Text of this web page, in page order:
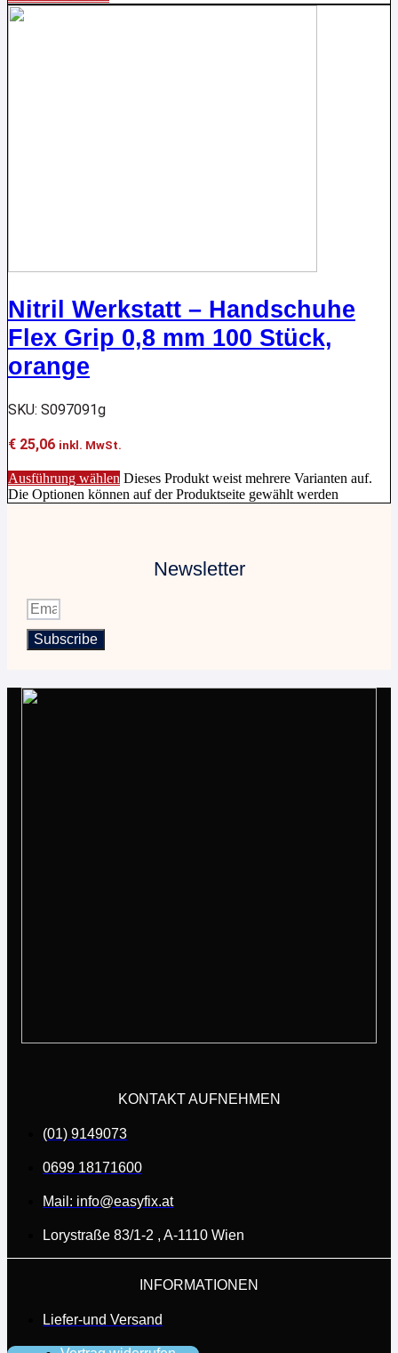
Nitril Werkstatt – Handschuhe
Flex Grip 0,8 mm 100 Stück,
orange
SKU: S097091g
€ 25,06 inkl. MwSt.
Ausführung wählen Dieses Produkt weist mehrere Varianten auf.
Die Optionen können auf der Produktseite gewählt werden
Newsletter
Subscribe
KONTAKT AUFNEHMEN
(01) 9149073
0699 18171600
Mail: info@easyfix.at
Lorystraße 83/1-2 , A-1110 Wien
INFORMATIONEN
Liefer-und Versand